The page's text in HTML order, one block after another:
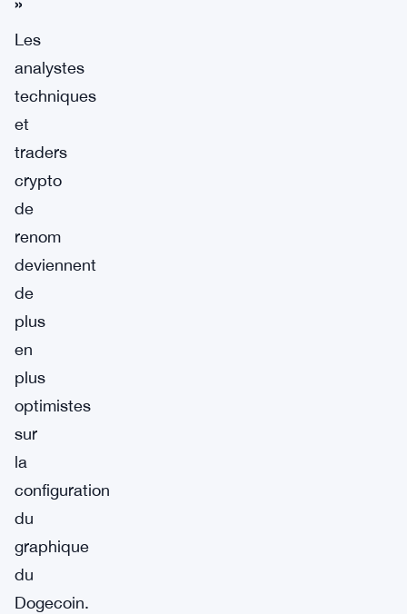
Les
analystes
techniques
et
traders
crypto
de
renom
deviennent
de
plus
en
plus
optimistes
sur
la
configuration
du
graphique
du
Dogecoin.